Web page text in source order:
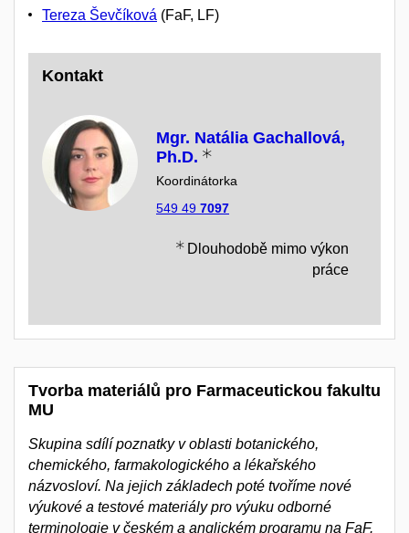
Tereza Ševčíková (FaF, LF)
Kontakt
Mgr. Natália Gachallová,
Ph.D.
Koordinátorka
549 49 7097
Dlouhodobě mimo výkon
práce
Tvorba materiálů pro Farmaceutickou fakultu
MU
Skupina sdílí poznatky v oblasti botanického,
chemického, farmakologického a lékařského
názvosloví. Na jejich základech poté tvoříme nové
výukové a testové materiály pro výuku odborné
terminologie v českém a anglickém programu na FaF.